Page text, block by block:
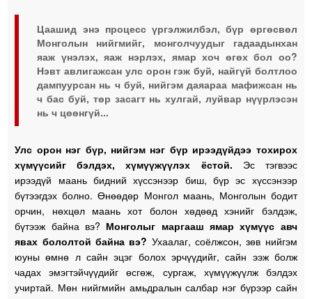
Цаашид энэ процесс үргэлжилбэл, бүр өргөсвөл
Монголын нийгмийг, монголчуудыг гадаадынхан
яаж үнэлэх, яаж нэрлэх, ямар хоч өгөх бол оо?
Нэвт авлигажсан улс орон гэж буй, найгүй болтлоо
дампуурсан нь ч буй, нийгэм даяараа мафижсан нь
ч бас буй, төр засагт нь хулгай, луйвар нүүрлэсэн
нь ч цөөнгүй...
Улс орон нэг бүр, нийгэм нэг бүр ирээдүйдээ тохирох
хүмүүсийг бэлдэх, хүмүүжүүлэх ёстой. Эс тэгвээс
ирээдүй маань бидний хүссэнээр биш, бүр эс хүссэнээр
бүтээгдэх болно. Өнөөдөр Монгол маань, Монголын бодит
орчин, нөхцөл маань хот болон хөдөөд хэнийг бэлдэж,
бүтээж байна вэ? Монголыг маргааш ямар хүмүүс авч
явах бололтой байна вэ? Ухаалаг, соёлжсон, зөв нийгэм
юуны өмнө л сайн эцэг болох эрчүүдийг, сайн ээж болж
чадах эмэгтэйчүүдийг өсгөж, сургаж, хүмүүжүүлж бэлдэх
учиртай. Мөн нийгмийн амьдралын салбар нэг бүрээр сайн